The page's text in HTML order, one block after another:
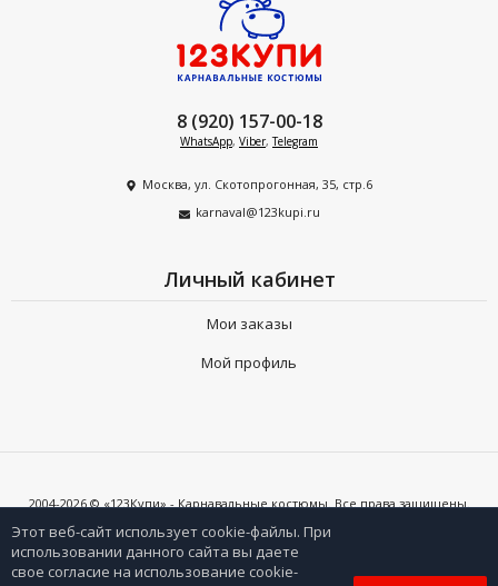
8 (920) 157-00-18
WhatsApp, Viber,Telegram
Москва, ул. Скотопрогонная, 35, стр.6
karnaval@123kupi.ru
Личный кабинет
Мои заказы
Мой профиль
2004-2026 © «123Купи» - Карнавальные костюмы. Все права защищены.
согласия владельцев сайта и при наличии активной ссылки на 123kupi.ru
Этот веб-сайт использует cookie-файлы. При
использовании данного сайта вы даете
свое согласие на использование cookie-